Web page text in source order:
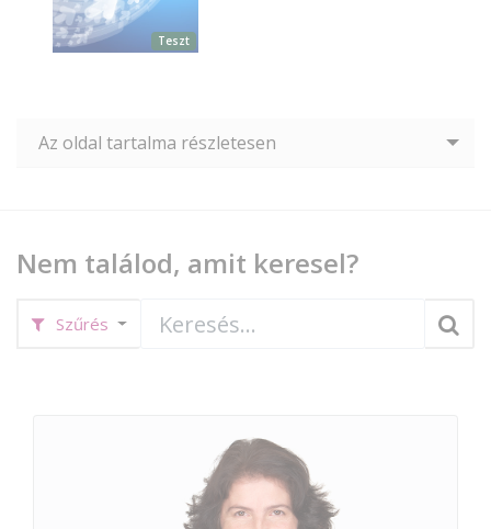
Teszt
Az oldal tartalma részletesen
Nem találod, amit keresel?
Szűrés